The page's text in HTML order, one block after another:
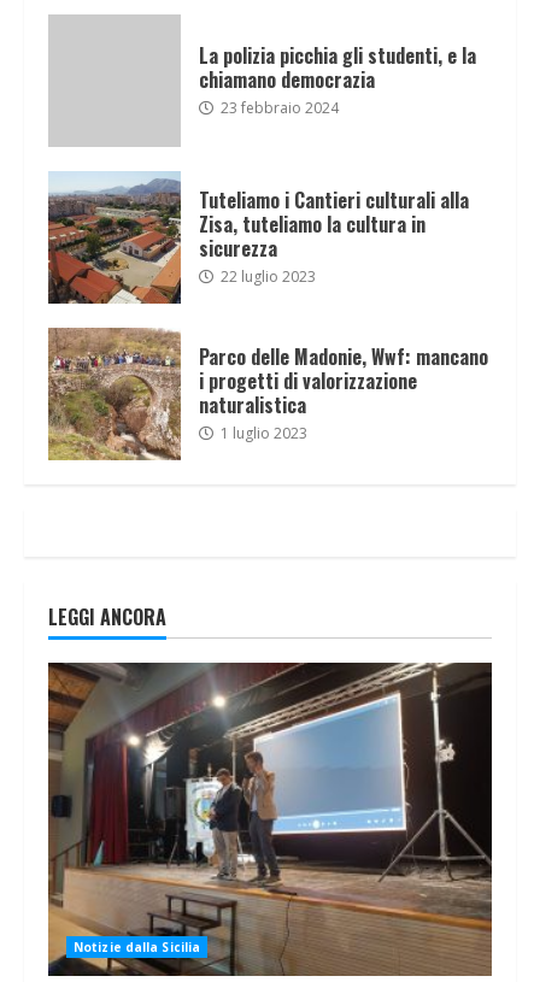
La polizia picchia gli studenti, e la
chiamano democrazia
23 febbraio 2024
Tuteliamo i Cantieri culturali alla
Zisa, tuteliamo la cultura in
sicurezza
22 luglio 2023
Parco delle Madonie, Wwf: mancano
i progetti di valorizzazione
naturalistica
1 luglio 2023
LEGGI ANCORA
Notizie dalla Sicilia